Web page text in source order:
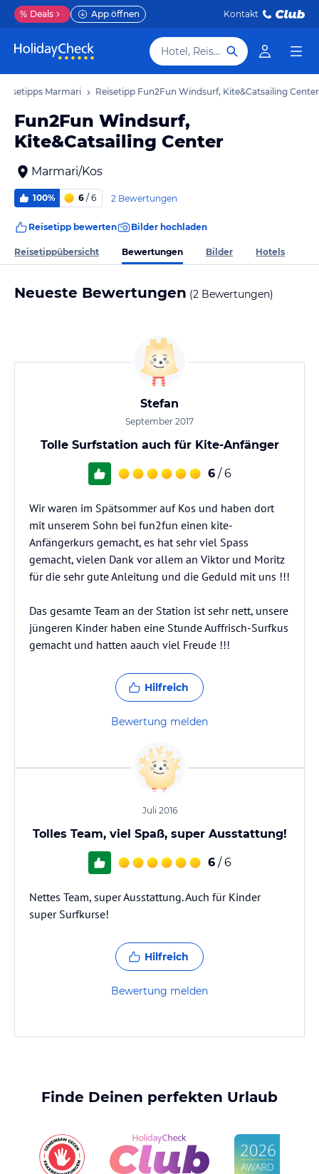
% Deals App öffnen Kontakt
Hotel, Reiseziel
Marmari Reisetipp Fun2Fun Windsurf, Kite&Catsailing Center
Fun2Fun Windsurf,
Kite&Catsailing Center
Marmari/Kos
100% 6 / 6 2 Bewertungen
Reisetipp bewerten Bilder hochladen
Reisetippübersicht Bewertungen Bilder Hotels
Neueste Bewertungen (2 Bewertungen)
Stefan
September 2017
Tolle Surfstation auch für Kite-Anfänger
6 / 6
Wir waren im Spätsommer auf Kos und haben dort
mit unserem Sohn bei fun2fun einen kite-
Anfängerkurs gemacht, es hat sehr viel Spass
gemacht, vielen Dank vor allem an Viktor und Moritz
für die sehr gute Anleitung und die Geduld mit uns !!!
Das gesamte Team an der Station ist sehr nett, unsere
jüngeren Kinder haben eine Stunde Auffrisch-Surfkus
gemacht und hatten aauch viel Freude !!!
Hilfreich
Bewertung melden
Juli 2016
Tolles Team, viel Spaß, super Ausstattung!
6 / 6
Nettes Team, super Ausstattung. Auch für Kinder
super Surfkurse!
Hilfreich
Bewertung melden
Finde Deinen perfekten Urlaub